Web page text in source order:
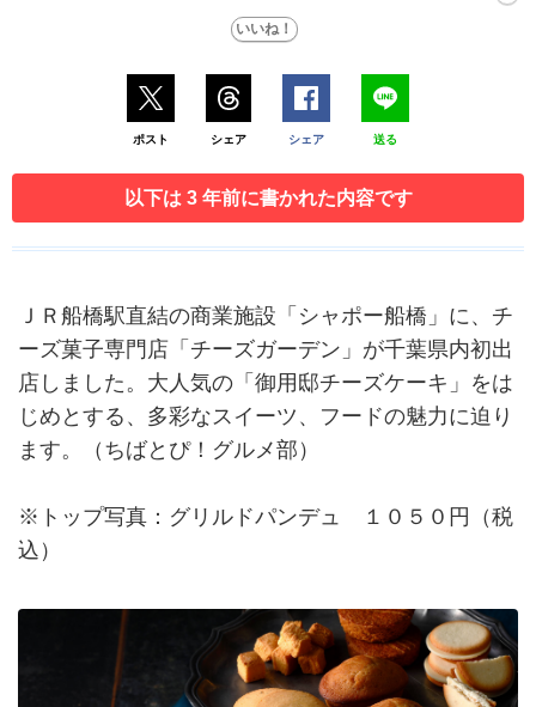
ポスト シェア シェア 送る
以下は 3 年前に書かれた内容です
ＪＲ船橋駅直結の商業施設「シャポー船橋」に、チ
ーズ菓子専門店「チーズガーデン」が千葉県内初出
店しました。大人気の「御用邸チーズケーキ」をは
じめとする、多彩なスイーツ、フードの魅力に迫り
ます。（ちばとぴ！グルメ部）
※トップ写真：グリルドパンデュ １０５０円（税
込）